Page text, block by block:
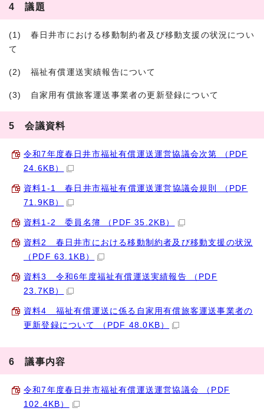
4 議題
(1) 春日井市における移動制約者及び移動支援の状況につい
て
(2) 福祉有償運送実績報告について
(3) 自家用有償旅客運送事業者の更新登録について
5 会議資料
令和7年度春日井市福祉有償運送運営協議会次第 （PDF
24.6KB）
資料1-1 春日井市福祉有償運送運営協議会規則 （PDF
71.9KB）
資料1-2 委員名簿 （PDF 35.2KB）
資料2 春日井市における移動制約者及び移動支援の状況
（PDF 63.1KB）
資料3 令和6年度福祉有償運送実績報告 （PDF
23.7KB）
資料4 福祉有償運送に係る自家用有償旅客運送事業者の
更新登録について （PDF 48.0KB）
6 議事内容
令和7年度春日井市福祉有償運送運営協議会 （PDF
102.4KB）